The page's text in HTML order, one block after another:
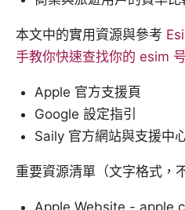
本文中的實用資源與參考
手教你快速查找你的 esim
Apple 官方支援頁
Google 設定指引
Saily 官方網站與支援中
重要資源清單（文字格式，